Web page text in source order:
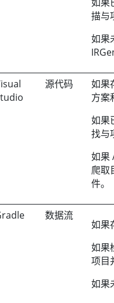
描与
如果
源代码 如果
方案
如果
找与
如果
爬取
件。
数据流
如果
如果
项目
如果